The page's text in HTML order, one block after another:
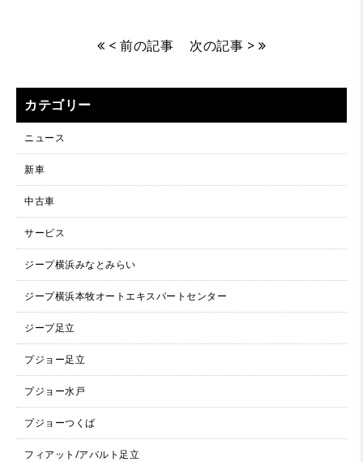
< 前の記事 次の記事 >
カテゴリー
ニュース
新車
中古車
サービス
ジープ横浜みなとみらい
ジープ横浜本牧オートエキスパートセンター
ジープ足立
プジョー足立
プジョー水戸
プジョーつくば
フィアット/アバルト足立